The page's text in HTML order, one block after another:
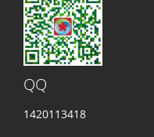
QQ
1420113418